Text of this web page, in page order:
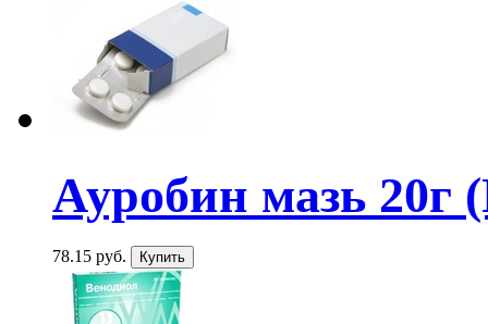
Ауробин мазь 20г
78.15 руб.